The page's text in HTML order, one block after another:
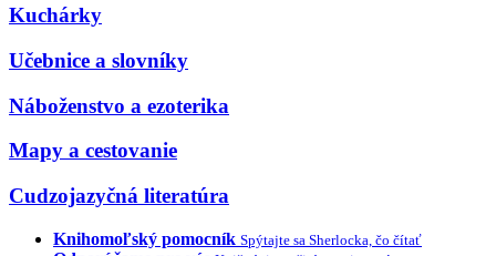
Kuchárky
Učebnice a slovníky
Náboženstvo a ezoterika
Mapy a cestovanie
Cudzojazyčná literatúra
Knihomoľský pomocník Spýtajte sa Sherlocka, čo čítať